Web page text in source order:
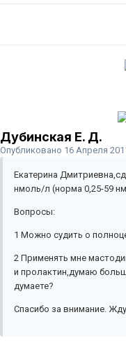
Дубинская Е. Д.
Опубликовано 16 Апреля
Екатерина
нмоль/л (норма 0,25-59
Вопросы:
1 Можно судить о
2 Применять мне
и пролактин,думаю
думаете?
Спасибо за внимание.